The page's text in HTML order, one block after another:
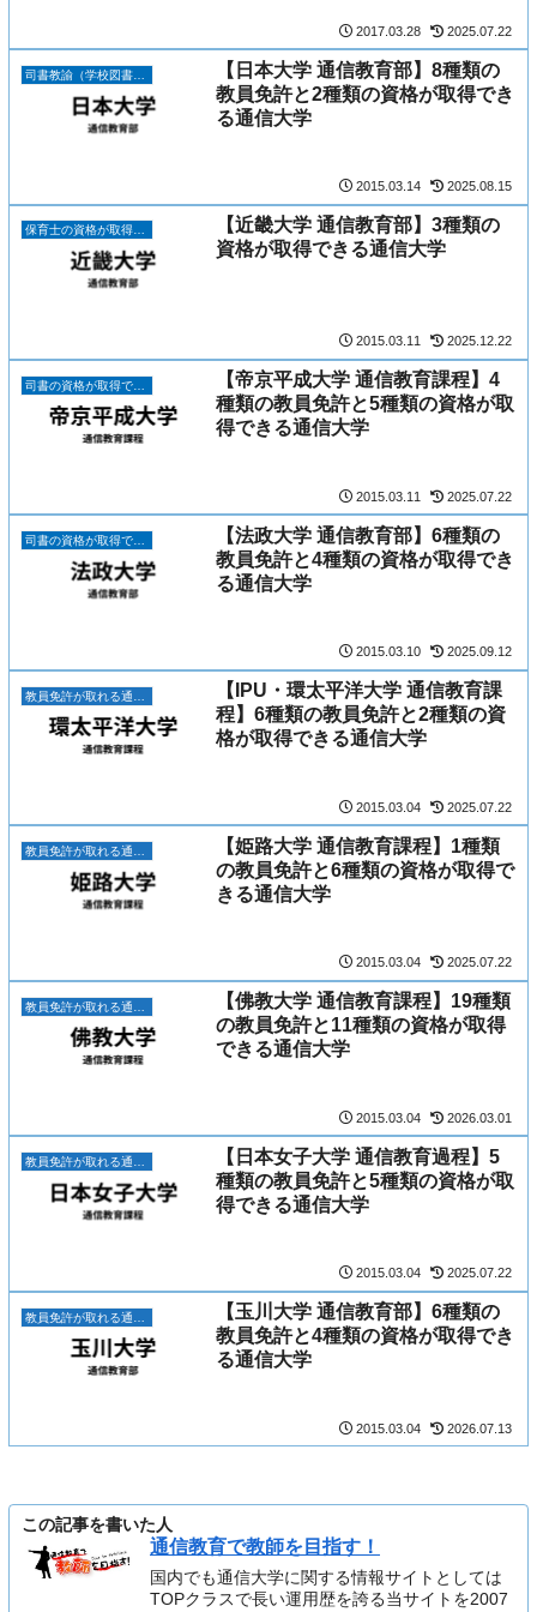
2017.03.28 2025.07.22
【日本大学 通信教育部】8種類の
教員免許と2種類の資格が取得でき
る通信大学
2015.03.14 2025.08.15
保育士の資格が取得できる11の通信大学
【近畿大学 通信教育部】3種類の
資格が取得できる通信大学
2015.03.11 2025.12.22
【帝京平成大学 通信教育課程】4
種類の教員免許と5種類の資格が取
得できる通信大学
2015.03.11 2025.07.22
司書の資格が取得できる8つの通信大学
【法政大学 通信教育部】6種類の
教員免許と4種類の資格が取得でき
る通信大学
2015.03.10 2025.09.12
【IPU・環太平洋大学 通信教育課
程】6種類の教員免許と2種類の資
格が取得できる通信大学
2015.03.04 2025.07.22
教員免許が取れる通信大学一覧｜校種・教科別に比較
【姫路大学 通信教育課程】1種類
の教員免許と6種類の資格が取得で
きる通信大学
2015.03.04 2025.07.22
【佛教大学 通信教育課程】19種類
の教員免許と11種類の資格が取得
できる通信大学
2015.03.04 2026.03.01
【日本女子大学 通信教育過程】5
種類の教員免許と5種類の資格が取
得できる通信大学
2015.03.04 2025.07.22
【玉川大学 通信教育部】6種類の
教員免許と4種類の資格が取得でき
る通信大学
2015.03.04 2026.07.13
この記事を書いた人
通信教育で教師を目指す！
国内でも通信大学に関する情報サイトとしては
TOPクラスで長い運用歴を誇る当サイトを2007